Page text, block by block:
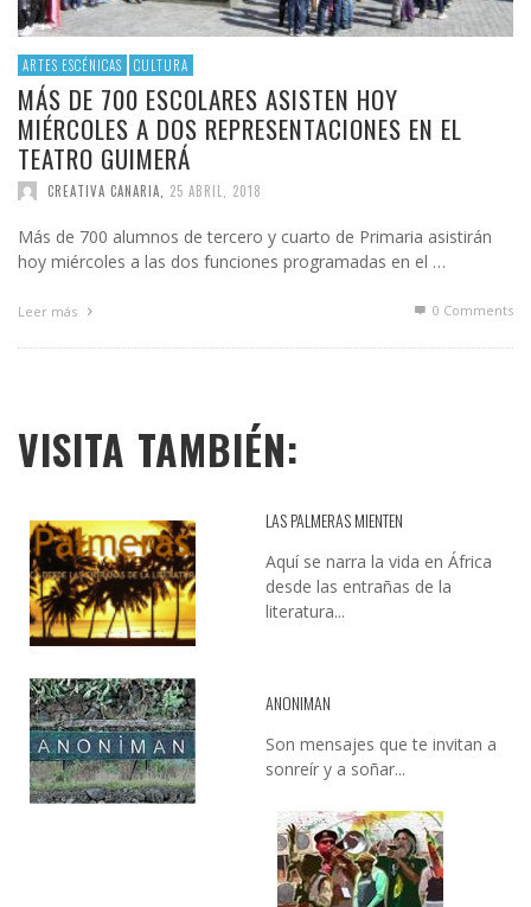
ARTES ESCÉNICAS CULTURA
MÁS DE 700 ESCOLARES ASISTEN HOY
MIÉRCOLES A DOS REPRESENTACIONES EN EL
TEATRO GUIMERÁ
CREATIVA CANARIA 25 ABRIL, 2018
Más de 700 alumnos de tercero y cuarto de Primaria asistirán
hoy miércoles a las dos funciones programadas en el …
Leer más 0 Comments
VISITA TAMBIÉN:
LAS PALMERAS MIENTEN
Aquí se narra la vida en África
desde las entrañas de la
literatura...
ANONIMAN
Son mensajes que te invitan a
sonreír y a soñar...